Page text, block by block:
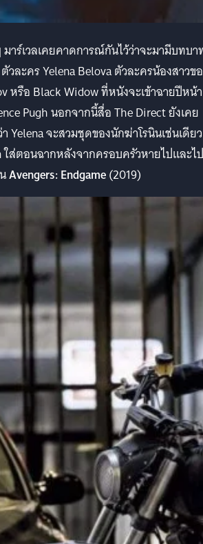
าร์เวลเคยคาดการณ์กันไว้ว่าจะมามีบทบา
วละคร Yelena Belova ตัวละครน้องสาวข
หรือ Black Widow ที่หนังจะเข้าฉายปีหน้า
Pugh นอกจากนี้สื่อ The Direct ยังเคย
Yelena จะสวมชุดของนักฆ่าโรนินเช่นเดียว
ส่ตอนฉากหลังจากครอบครัวหายไปและไป
Avengers: Endgame(2019)